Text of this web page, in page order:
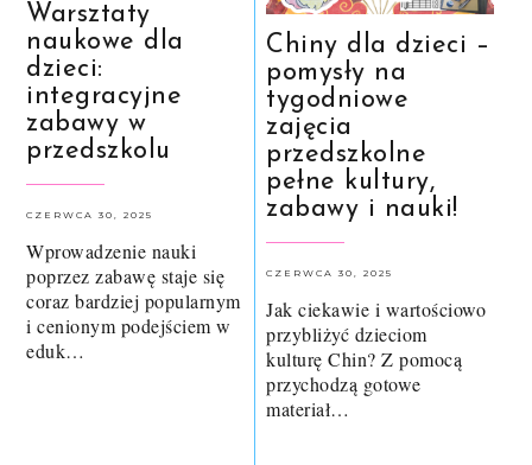
Warsztaty
naukowe dla
dzieci:
integracyjne
zabawy w
przedszkolu
CZERWCA 30, 2025
Wprowadzenie nauki
poprzez zabawę staje się
coraz bardziej popularnym
i cenionym podejściem w
eduk…
Chiny dla dzieci –
pomysły na
tygodniowe
zajęcia
przedszkolne
pełne kultury,
zabawy i nauki!
CZERWCA 30, 2025
Jak ciekawie i wartościowo
przybliżyć dzieciom
kulturę Chin? Z pomocą
przychodzą gotowe
materiał…